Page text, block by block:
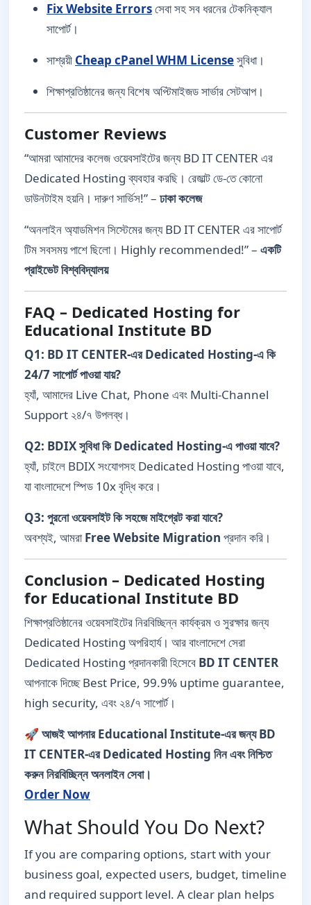
Fix Website Errorsসেবা সহ সব ধরনের টেকনিক্যাল
সাপোর্ট।
সাশ্রয়ী Cheap cPanel WHM Licenseসুবিধা।
শিক্ষাপ্রতিষ্ঠানের জন্য বিশেষ অপ্টিমাইজড সার্ভার সেটআপ।
Customer Reviews
“আমরা আমাদের কলেজ ওয়েবসাইটের জন্য BD IT CENTER এর
Dedicated Hosting ব্যবহার করছি। রেজাল্ট ডে-তে কোনো
ডাউনটাইম হয়নি। দারুণ সার্ভিস!” – ঢাকা কলেজ
“অনলাইন অ্যাডমিশন সিস্টেমের জন্য BD IT CENTER এর সাপোর্ট
টিম সবসময় পাশে ছিলো। Highly recommended!” – একটি
প্রাইভেট বিশ্ববিদ্যালয়
FAQ – Dedicated Hosting for
Educational Institute BD
Q1: BD IT CENTER-এর Dedicated Hosting-এ কি
24/7 সাপোর্ট পাওয়া যায়?
হ্যাঁ, আমাদের Live Chat, Phone এবং Multi-Channel
Support ২৪/৭ উপলব্ধ।
Q2: BDIX সুবিধা কি Dedicated Hosting-এ পাওয়া যাবে?
হ্যাঁ, চাইলে BDIX সংযোগসহ Dedicated Hosting পাওয়া যাবে,
যা বাংলাদেশে স্পিড 10x বৃদ্ধি করে।
Q3: পুরনো ওয়েবসাইট কি সহজে মাইগ্রেট করা যাবে?
অবশ্যই, আমরাFree Website Migration প্রদান করি।
Conclusion – Dedicated Hosting
for Educational Institute BD
শিক্ষাপ্রতিষ্ঠানের ওয়েবসাইটের নিরবিচ্ছিন্ন কার্যক্রম ও সুরক্ষার জন্য
Dedicated Hosting অপরিহার্য। আর বাংলাদেশে সেরা
Dedicated Hosting প্রদানকারী হিসেবে BD IT CENTER
আপনাকে দিচ্ছে Best Price, 99.9% uptime guarantee,
high security, এবং ২৪/৭ সাপোর্ট।
🚀 আজই আপনার Educational Institute-এর জন্য BD
IT CENTER-এর Dedicated Hosting নিন এবং নিশ্চিত
করুন নিরবিচ্ছিন্ন অনলাইন সেবা।
Order Now
What Should You Do Next?
If you are comparing options, start with your
business goal, expected users, budget, timeline
and required support level. A clear plan helps